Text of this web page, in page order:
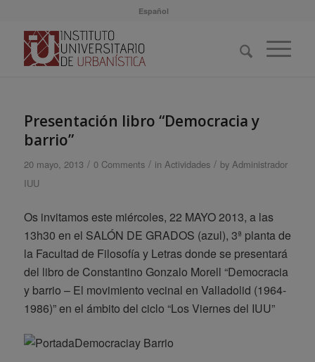
Español
Presentación libro “Democracia y
barrio”
20 mayo, 2013 / 0 Comments / in Actividades / by Administrador
IUU
Os invitamos este miércoles, 22 MAYO 2013, a las
13h30 en el SALÓN DE GRADOS (azul), 3ª planta de
la Facultad de Filosofía y Letras donde se presentará
del libro de Constantino Gonzalo Morell “Democracia
y barrio – El movimiento vecinal en Valladolid (1964-
1986)” en el ámbito del ciclo “Los Viernes del IUU”